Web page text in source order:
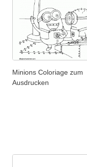
Minions Coloriage zum
Ausdrucken